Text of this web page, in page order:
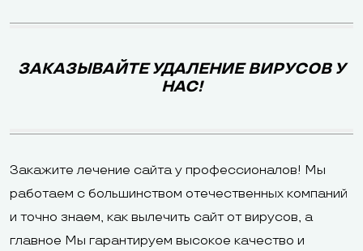
ЗАКАЗЫВАЙТЕ УДАЛЕНИЕ ВИРУСОВ У
НАС!
Закажите лечение сайта у профессионалов! Мы
работаем с большинством отечественных компаний
и точно знаем, как вылечить сайт от вирусов, а
главное Мы гарантируем высокое качество и